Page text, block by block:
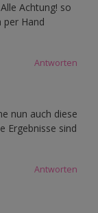
Achtung! so
per Hand
Antworten
nun auch diese
Ergebnisse sind
Antworten